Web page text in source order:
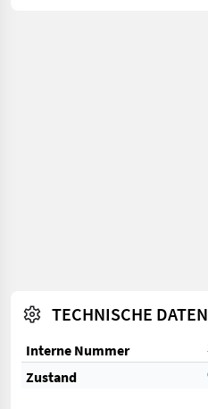
TECHNISCHE DATEN
Interne Nummer
Zustand